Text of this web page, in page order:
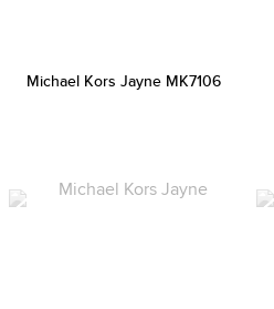
Michael Kors Jayne MK7106